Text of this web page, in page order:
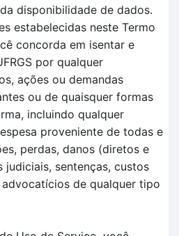
disponibilidade de dados.
estabelecidas neste Termo
concorda em isentar e
por qualquer
ações ou demandas
ou de quaisquer formas
incluindo qualquer
proveniente de todas e
perdas, danos (diretos e
judiciais, sentenças, custos
de qualquer tipo